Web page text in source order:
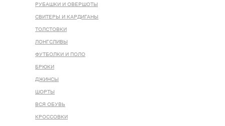
РУБАШКИ И ОВЕРШОТЫ
СВИТЕРЫ И КАРДИГАНЫ
ТОЛСТОВКИ
ЛОНГСЛИВЫ
ФУТБОЛКИ И ПОЛО
БРЮКИ
ДЖИНСЫ
ШОРТЫ
ВСЯ ОБУВЬ
КРОССОВКИ